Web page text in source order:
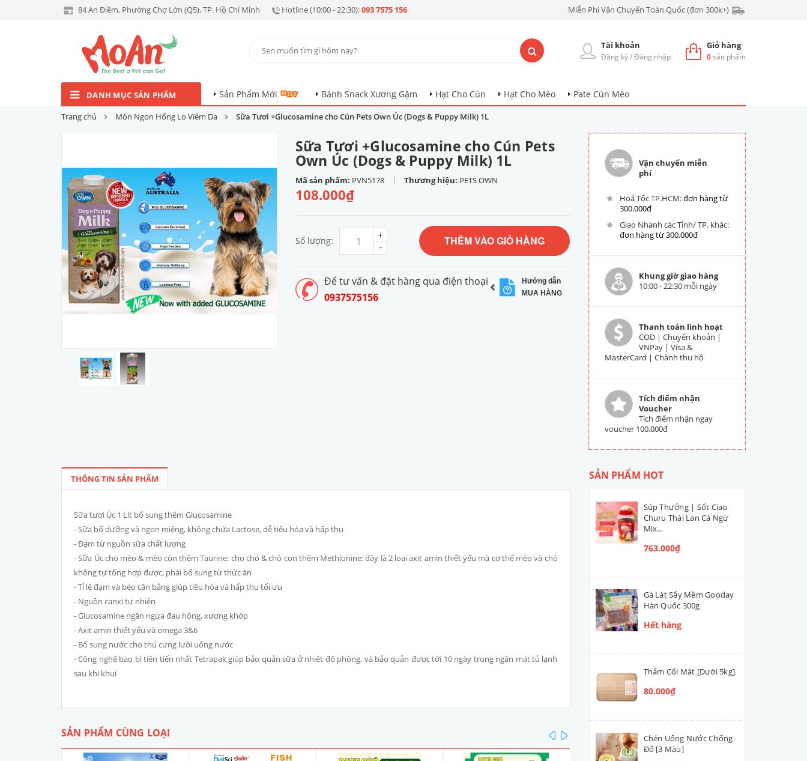
84 An Điềm, Phường Chợ Lớn (Q5), TP. Hồ Chí Minh Hotline (10:00 - 22:30):093 7575 156 Miễn Phí Vận Chuyển Toàn Quốc (đơn 300k+)
Giỏ hàng
0sản phẩm
Tài khoản
Đăng ký/Đăng nhập
DANH MỤC SẢN PHẨM Sản Phẩm Mới Bánh Snack Xương Gặm Hạt Cho Cún Hạt Cho Mèo Pate Cún Mèo
Trang chủ Món Ngon Hổng Lo Viêm Da Sữa Tươi +Glucosamine cho Cún Pets Own Úc (Dogs & Puppy Milk) 1L
Sữa Tươi +Glucosamine cho Cún Pets
Own Úc (Dogs & Puppy Milk) 1L
Mã sản phẩm: PVN5178 | Thương hiệu: PETS OWN
108.000₫
Số lượng: -
+ THÊM VÀO GIỎ HÀNG
Để tư vấn & đặt hàng qua điện thoại
0937575156
Hướng dẫn
MUA HÀNG
Vận chuyển miễn
phí
Hoả Tốc TP.HCM:đơn hàng từ
300.000đ
Giao Nhanh các Tỉnh/ TP. khác:
đơn hàng từ 300.000đ
Khung giờ giao hàng
10:00 - 22:30 mỗi ngày
Thanh toán linh hoạt
COD | Chuyển khoản |
VNPay | Visa &
MasterCard | Chành thu hộ
Tích điểm nhận
Voucher
Tích điểm nhận ngay
voucher 100.000đ
THÔNG TIN SẢN PHẨM
Sữa tươi Úc 1 Lít bổ sung thêm Glucosamine
- Sữa bổ dưỡng và ngon miệng, không chứa Lactose, dễ tiêu hóa và hấp thu
- Đạm từ nguồn sữa chất lượng
- Sữa Úc cho mèo & mèo còn thêm Taurine; cho chó & chó con thêm Methionine: đây là 2 loại axit amin thiết yếu mà cơ thể mèo và chó
không tự tổng hợp được, phải bổ sung từ thức ăn
- Tỉ lệ đạm và béo cân bằng giúp tiêu hóa và hấp thu tối ưu
- Nguồn canxi tự nhiên
- Glucosamine ngăn ngừa đau hông, xương khớp
- Axit amin thiết yếu và omega 3&6
- Bổ sung nước cho thú cưng lười uống nước
- Công nghệ bao bì tiên tiến nhất Tetrapak giúp bảo quản sữa ở nhiệt độ phòng, và bảo quản được tới 10 ngày trong ngăn mát tủ lạnh
sau khi khui
SẢN PHẨM CÙNG LOẠI prev
SẢN PHẨM HOT
Súp Thưởng | Sốt Ciao
Churu Thái Lan Cá Ngừ
Mix...
763.000₫
Gà Lát Sấy Mềm Gooday
Hàn Quốc 300g
Hết hàng
Thảm Cối Mát [Dưới 5kg]
80.000₫
Chén Uống Nước Chống
Đổ [3 Màu]